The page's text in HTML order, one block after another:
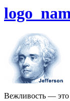
Вежливость — это